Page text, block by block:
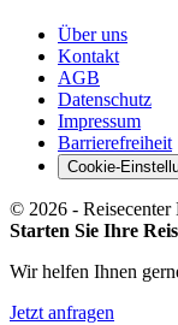
Über uns
Kontakt
AGB
Datenschutz
Impressum
Barrierefreiheit
Cookie-
© 2026 -
Starten Sie Ihre
Wir helfen Ihnen
Jetzt anfragen